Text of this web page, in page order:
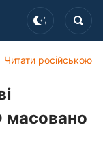
Читати російською
масовано